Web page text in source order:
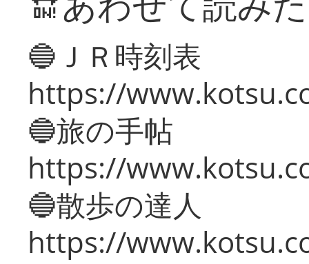
🔵ＪＲ時刻表
https://
🔵旅の手帖
https://
🔵散歩の達人
https://